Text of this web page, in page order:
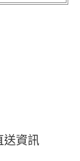
送資訊